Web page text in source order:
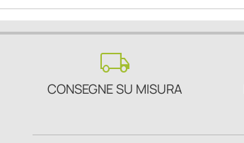
local_shipping
CONSEGNE SU MISURA